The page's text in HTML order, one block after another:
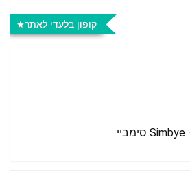
קופון בלעדי לאתר